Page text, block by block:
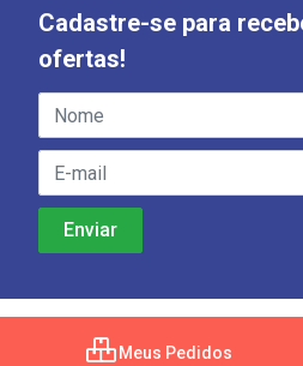
Cadastre-se para
ofertas!
Meus Pedidos